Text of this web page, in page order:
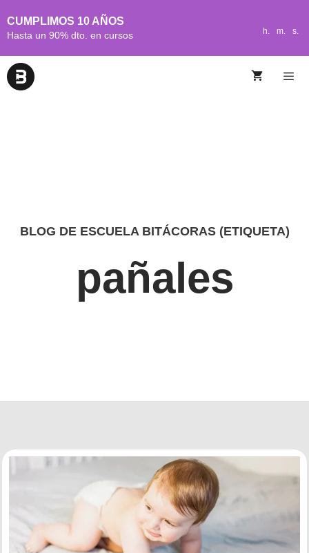
CUMPLIMOS 10 AÑOS
Hasta un 90% dto. en cursos h. m. s.
BLOG DE ESCUELA BITÁCORAS (ETIQUETA)
pañales